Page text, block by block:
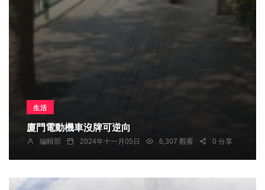
生活
廈門電動機車沒牌可逆向
編輯部 2024年十一月05日 6,307 觀看 0 分享